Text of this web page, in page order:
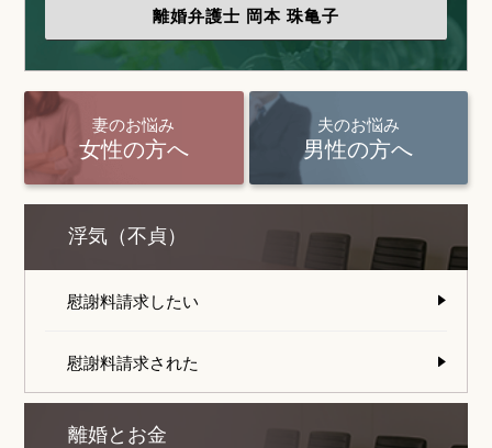
離婚弁護士 岡本 珠亀子
妻のお悩み
女性の方へ
夫のお悩み
男性の方へ
浮気（不貞）
慰謝料請求したい
慰謝料請求された
離婚とお金